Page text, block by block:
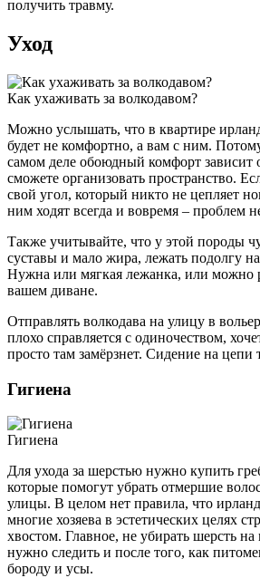
получить травму.
Уход
Как ухаживать за волкодавом?
Можно услышать, что в квартире
будет не комфортно, а вам с ним.
самом деле обоюдный комфорт зависит
сможете организовать пространство.
свой угол, который никто не цепляет
ним ходят всегда и вовремя – проблем
Также учитывайте, что у этой породы
суставы и мало жира, лежать подолгу
Нужна или мягкая лежанка, или можно
вашем диване.
Отправлять волкодава на улицу в
плохо справляется с одиночеством,
просто там замёрзнет. Сидение на цепи
Гигиена
Гигиена
Для ухода за шерстью нужно купить
которые помогут убрать отмершие
улицы. В целом нет правила, что
многие хозяева в эстетических целях
хвостом. Главное, не убирать шерсть
нужно следить и после того, как
бороду и усы.